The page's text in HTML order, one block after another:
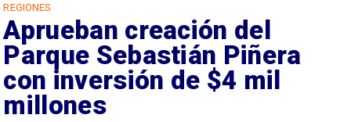
REGIONES
Aprueban creación del
Parque Sebastián Piñera
con inversión de $4 mil
millones